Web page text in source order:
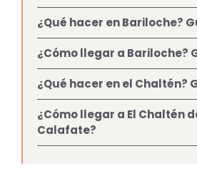
¿Qué hacer en Bariloche?
¿Cómo llegar a Bariloche?
¿Qué hacer en el Chaltén?
¿Cómo llegar a El Chaltén
Calafate?